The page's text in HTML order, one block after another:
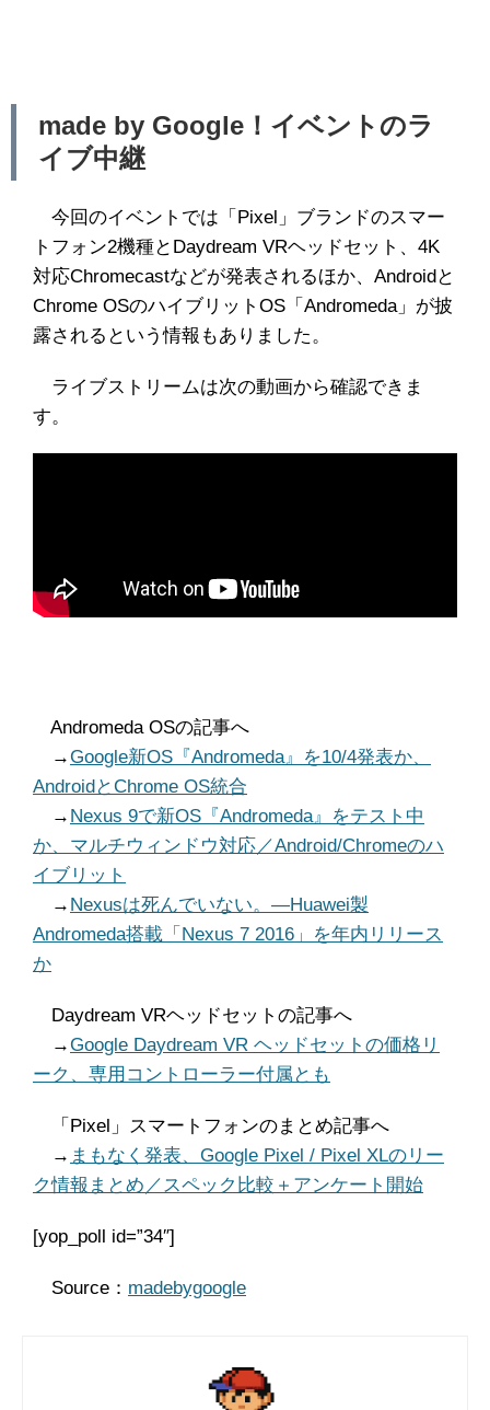
made by Google！イベントのラ
イブ中継
今回のイベントでは「Pixel」ブランドのスマー
トフォン2機種とDaydream VRヘッドセット、4K
対応Chromecastなどが発表されるほか、Androidと
Chrome OSのハイブリットOS「Andromeda」が披
露されるという情報もありました。
ライブストリームは次の動画から確認できま
す。
Andromeda OSの記事へ
→Google新OS『Andromeda』を10/4発表か、
AndroidとChrome OS統合
→ Nexus 9で新OS『Andromeda』をテスト中
か、マルチウィンドウ対応／Android/Chromeのハ
イブリット
→ Nexusは死んでいない。―Huawei製
Andromeda搭載「Nexus 7 2016」を年内リリース
か
Daydream VRヘッドセットの記事へ
→Google Daydream VR ヘッドセットの価格リ
ーク、専用コントローラー付属とも
「Pixel」スマートフォンのまとめ記事へ
→ まもなく発表、Google Pixel / Pixel XLのリー
ク情報まとめ／スペック比較＋アンケート開始
[yop_poll id=”34″]
Source： madebygoogle